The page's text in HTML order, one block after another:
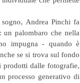
Andrea Pinchi fa
un palombaro che nella
impugna - quando è
se si trova sul fondo
prodotti dalle fotografie,
processo generativo di